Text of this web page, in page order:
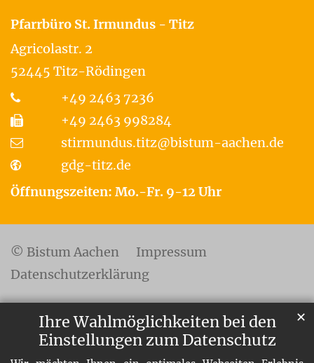
Ihre Wahlmöglichkeiten bei den
Einstellungen zum Datenschutz
✕
Pfarrbüro St. Irmundus - Titz
Agricolastr. 2
52445 Titz-Rödingen
+49 2463 7236
+49 2463 998284
stirmundus.titz@bistum-aachen.de
gdg-titz.de
Öffnungszeiten: Mo.-Fr. 9-12 Uhr
© Bistum Aachen
Impressum
Datenschutzerklärung